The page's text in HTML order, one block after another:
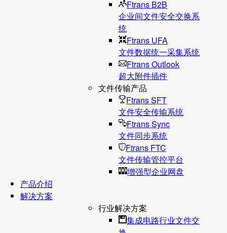
Ftrans B2B
企业间文件安全交换系
统
Ftrans UFA
文件数据统⼀采集系统
Ftrans Outlook
超大附件插件
文件传输产品
Ftrans SFT
文件安全传输系统
Ftrans Sync
文件同步系统
Ftrans FTC
文件传输管控平台
增强型企业网盘
产品介绍
解决方案
行业解决方案
集成电路行业文件交